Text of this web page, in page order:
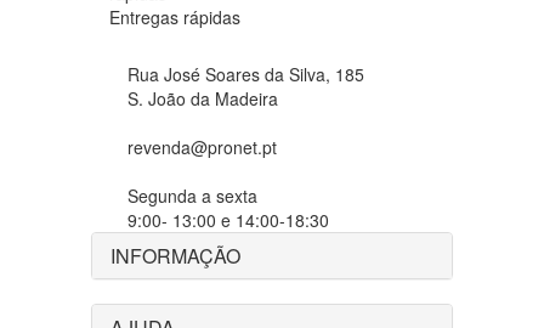
Entregas rápidas
Rua José Soares da Silva, 185
S. João da Madeira
revenda@pronet.pt
Segunda a sexta
9:00- 13:00 e 14:00-18:30
INFORMAÇÃO